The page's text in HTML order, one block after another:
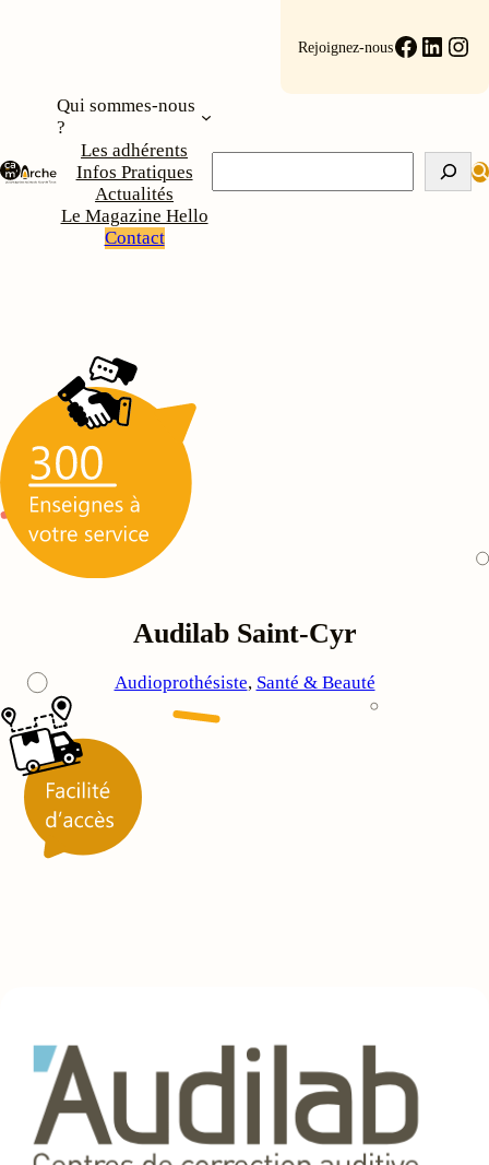
Rejoignez-nous
Qui sommes-nous
?
Les adhérents
Infos Pratiques
Actualités
Le Magazine Hello
Contact
Audilab Saint-Cyr
Audioprothésiste, Santé & Beauté